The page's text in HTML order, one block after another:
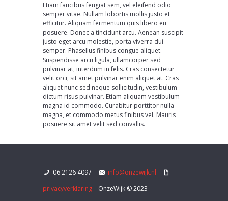
Etiam faucibus feugiat sem, vel eleifend odio
semper vitae. Nullam lobortis mollis justo et
efficitur. Aliquam fermentum quis libero eu
posuere. Donec a tincidunt arcu. Aenean suscipit
justo eget arcu molestie, porta viverra dui
semper. Phasellus finibus congue aliquet.
Suspendisse arcu ligula, ullamcorper sed
pulvinar at, interdum in felis. Cras consectetur
velit orci, sit amet pulvinar enim aliquet at. Cras
aliquet nunc sed neque sollicitudin, vestibulum
dictum risus pulvinar. Etiam aliquam vestibulum
magna id commodo. Curabitur porttitor nulla
magna, et commodo metus finibus vel. Mauris
posuere sit amet velit sed convallis.
06 2126 4097
info@onzewijk.nl
privacyverklaring OnzeWijk © 2023